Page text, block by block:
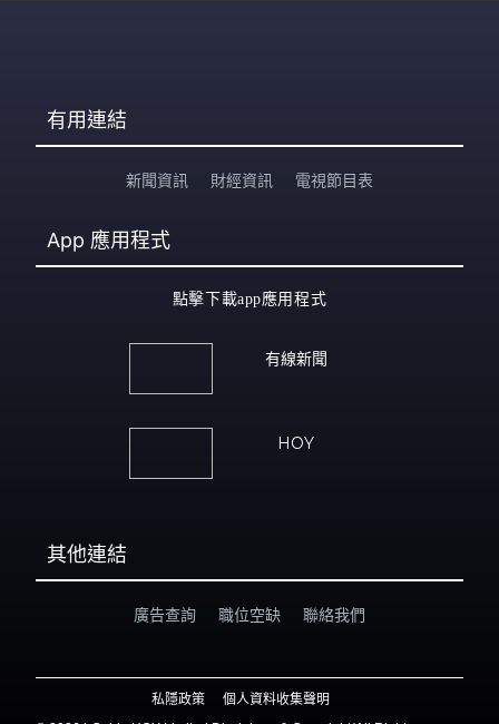
有用連結
新聞資訊 財經資訊 電視節目表
App 應用程式
點擊下載app應用程式
有線新聞
HOY
其他連結
廣告查詢 職位空缺 聯絡我們
私隱政策
個人資料收集聲明